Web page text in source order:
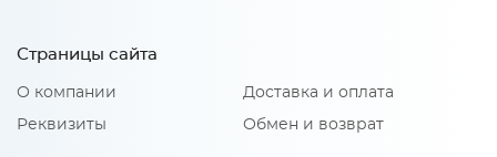
Страницы сайта
О компании
Реквизиты
Доставка и оплата
Обмен и возврат